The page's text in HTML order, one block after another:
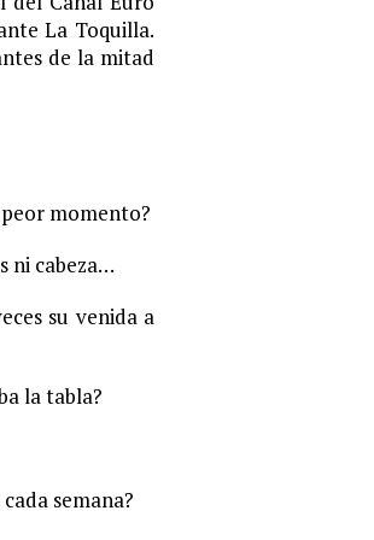
La Toquilla.
de la mitad
momento?
ni cabeza…
su venida a
la tabla?
semana?